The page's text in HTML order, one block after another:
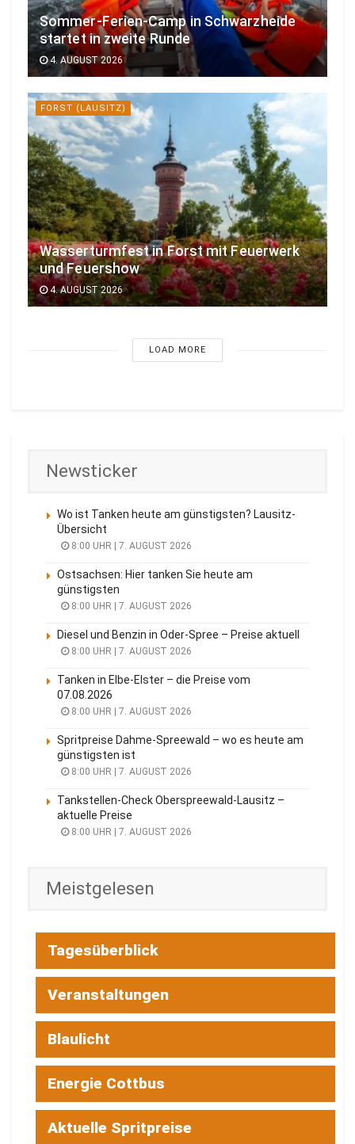
Sommer-Ferien-Camp in Schwarzheide
startet in zweite Runde
4. AUGUST 2026
FORST (LAUSITZ)
Wasserturmfest in Forst mit Feuerwerk
und Feuershow
4. AUGUST 2026
LOAD MORE
Newsticker
Wo ist Tanken heute am günstigsten? Lausitz-
Übersicht
8:00 UHR | 7. AUGUST 2026
Ostsachsen: Hier tanken Sie heute am
günstigsten
8:00 UHR | 7. AUGUST 2026
Diesel und Benzin in Oder-Spree – Preise aktuell
8:00 UHR | 7. AUGUST 2026
Tanken in Elbe-Elster – die Preise vom
07.08.2026
8:00 UHR | 7. AUGUST 2026
Spritpreise Dahme-Spreewald – wo es heute am
günstigsten ist
8:00 UHR | 7. AUGUST 2026
Tankstellen-Check Oberspreewald-Lausitz –
aktuelle Preise
8:00 UHR | 7. AUGUST 2026
Meistgelesen
Tagesüberblick
Veranstaltungen
Blaulicht
Energie Cottbus
Aktuelle Spritpreise